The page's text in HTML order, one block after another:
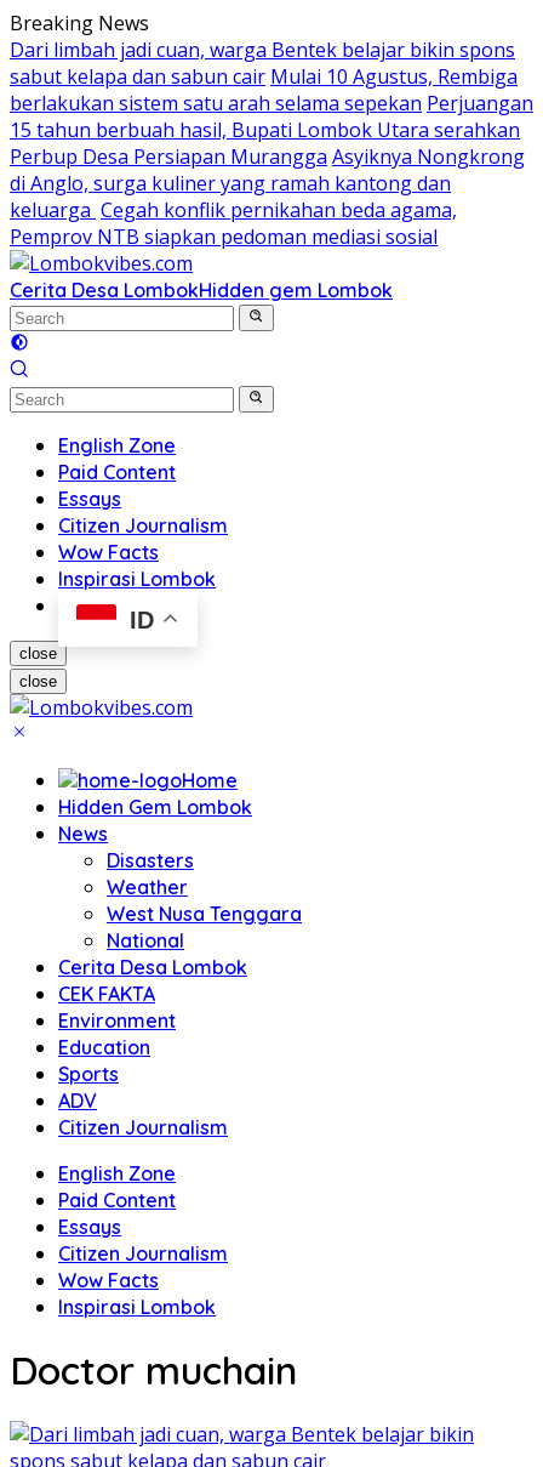
Skip
to
content
Breaking News
Dari limbah jadi cuan, warga Bentek belajar bikin spons
sabut kelapa dan sabun cair Mulai 10 Agustus, Rembiga
berlakukan sistem satu arah selama sepekan Perjuangan
15 tahun berbuah hasil, Bupati Lombok Utara serahkan
Perbup Desa Persiapan Murangga Asyiknya Nongkrong
di Anglo, surga kuliner yang ramah kantong dan
keluarga Cegah konflik pernikahan beda agama,
Pemprov NTB siapkan pedoman mediasi sosial
Cerita Desa LombokHidden gem Lombok
English Zone
Paid Content
Essays
Citizen Journalism
Wow Facts
Inspirasi Lombok
ID
close
close
Home
Hidden Gem Lombok
News
Disasters
Weather
West Nusa Tenggara
National
Cerita Desa Lombok
CEK FAKTA
Environment
Education
Sports
ADV
Citizen Journalism
English Zone
Paid Content
Essays
Citizen Journalism
Wow Facts
Inspirasi Lombok
Doctor muchain